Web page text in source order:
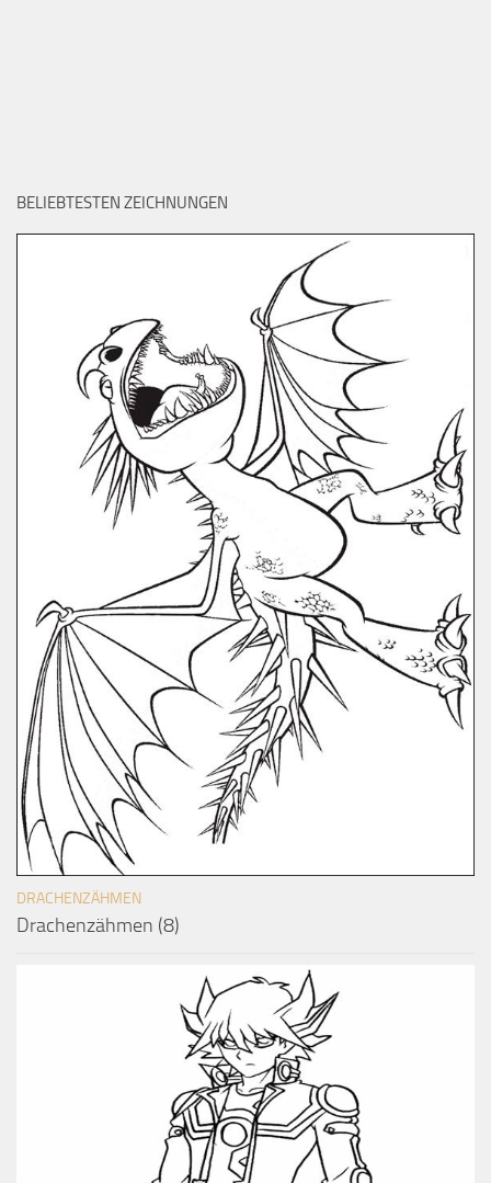
BELIEBTESTEN ZEICHNUNGEN
DRACHENZÄHMEN
Drachenzähmen (8)